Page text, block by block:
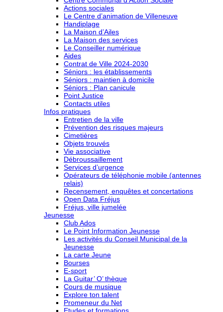
Actions sociales
Le Centre d’animation de Villeneuve
Handiplage
La Maison d’Ailes
La Maison des services
Le Conseiller numérique
Aides
Contrat de Ville 2024-2030
Séniors : les établissements
Séniors : maintien à domicile
Séniors : Plan canicule
Point Justice
Contacts utiles
Infos pratiques
Entretien de la ville
Prévention des risques majeurs
Cimetières
Objets trouvés
Vie associative
Débroussaillement
Services d’urgence
Opérateurs de téléphonie mobile (antennes
relais)
Recensement, enquêtes et concertations
Open Data Fréjus
Fréjus, ville jumelée
Jeunesse
Club Ados
Le Point Information Jeunesse
Les activités du Conseil Municipal de la
Jeunesse
La carte Jeune
Bourses
E-sport
La Guitar’ O’ thèque
Cours de musique
Explore ton talent
Promeneur du Net